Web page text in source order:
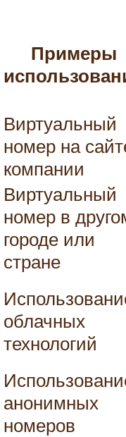
Примеры
Виртуальный
номер на
компании
Виртуальный
номер в
городе или
стране
облачных
технологий
анонимных
номеров